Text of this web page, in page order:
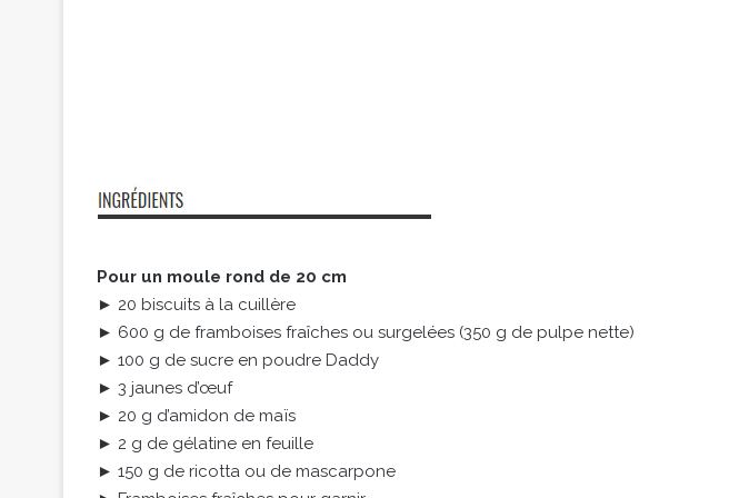
Pour un moule rond de 20 cm
► 20 biscuits à la cuillère
► 600 g de framboises fraîches ou surgelées (350 g de pulpe nette)
► 100 g de sucre en poudre Daddy
► 3 jaunes d’œuf
► 20 g d’amidon de maïs
► 2 g de gélatine en feuille
► 150 g de ricotta ou de mascarpone